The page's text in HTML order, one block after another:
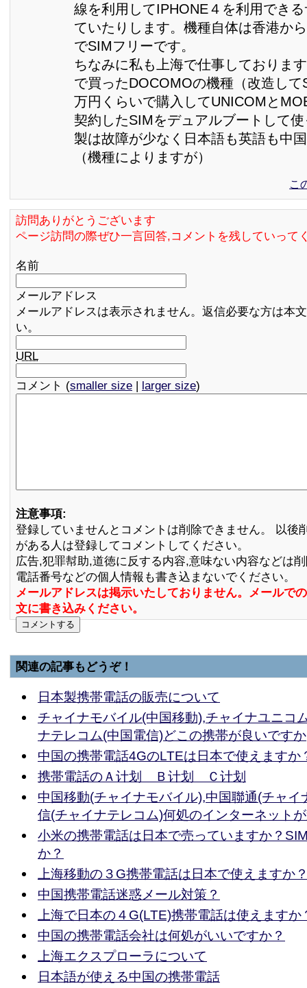
線を利用してIPHONE４を利用でき
ていたりします。機種自体は香港か
でSIMフリーです。
ちなみに私も上海で仕事しておりま
で買ったDOCOMOの機種（改造し
万円くらいで購入してUNICOMと
契約したSIMをデュアルブートして
製は故障が少なく日本語も英語も中
（機種によりますが）
こ
訪問ありがとうございます
ページ訪問の際ぜひ一言回答,コメントを残していって
名前
メールアドレス
メールアドレスは表示されません。返信必要な方は本
い。
URL
コメント (smaller size | larger size)
注意事項:
登録していませんとコメントは削除できません。 以後
がある人は登録してコメントしてください。
広告,犯罪幇助,道徳に反する内容,意味ない内容などは
電話番号などの個人情報も書き込まないでください。
メールアドレスは掲示いたしておりません。メールで
文に書き込みください。
関連の記事もどうぞ！
日本製携帯電話の販売について
チャイナモバイル(中国移動),チャイナユニコ
ナテレコム(中国電信)どこの携帯が良いですか
中国の携帯電話4GのLTEは日本で使えますか
携帯電話のＡ计划 Ｂ计划 Ｃ计划
中国移動(チャイナモバイル),中国聯通(チャイ
信(チャイナテレコム)何処のインターネット
小米の携帯電話は日本で売っていますか？
か？
上海移動の３G携帯電話は日本で使えますか
中国携帯電話迷惑メール対策？
上海で日本の４G(LTE)携帯電話は使えますか
中国の携帯電話会社は何処がいいですか？
上海エクスプローラについて
日本語が使える中国の携帯電話